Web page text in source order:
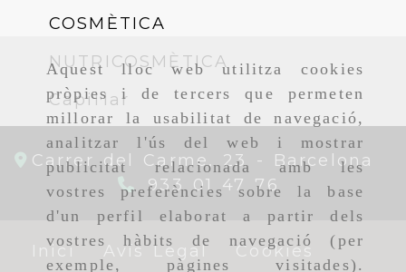
Aquest lloc web utilitza cookies
pròpies i de tercers que permeten
millorar la usabilitat de navegació,
analitzar l'ús del web i mostrar
publicitat relacionada amb les
vostres preferències sobre la base
d'un perfil elaborat a partir dels
vostres hàbits de navegació (per
exemple, pàgines visitades).
COSMÈTICA
NUTRICOSMÈTICA
Capil·lar
Carrer del Carme, 23 - Barcelona
933 01 47 76
Inici Avís Legal Cookies